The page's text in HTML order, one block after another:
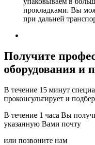
прокладками. Вы
при дальней
Получите
оборудования и
В течение 15 минут
проконсультирует и
В течение 1 часа Вы
указанную Вами почту
или позвоните нам